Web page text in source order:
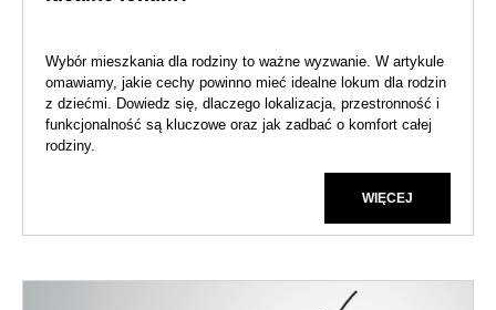
Wybór mieszkania dla rodziny to ważne wyzwanie. W artykule
omawiamy, jakie cechy powinno mieć idealne lokum dla rodzin
z dziećmi. Dowiedz się, dlaczego lokalizacja, przestronność i
funkcjonalność są kluczowe oraz jak zadbać o komfort całej
rodziny.
WIĘCEJ